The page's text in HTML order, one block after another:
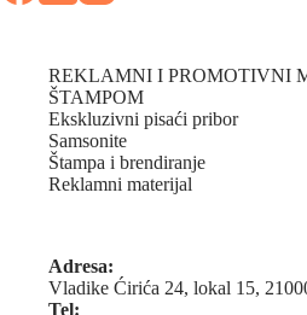
REKLAMNI I PROMOTIVNI
ŠTAMPOM
Ekskluzivni pisaći pribor
Samsonite
Štampa i brendiranje
Reklamni materijal
Adresa:
Vladike Ćirića 24, lokal 15,
Tel: